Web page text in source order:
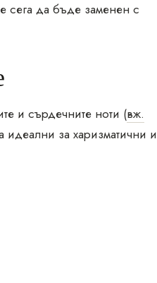
сега да бъде заменен с
и сърдечните ноти (вж.
за харизматични и